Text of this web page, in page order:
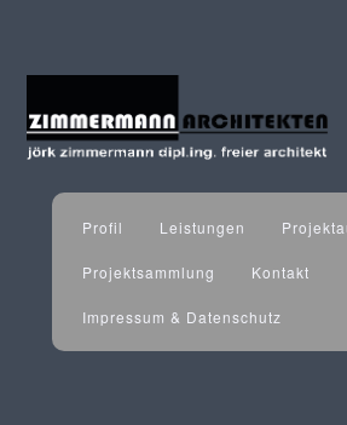
Profil Leistungen
Projektsammlung Kontakt
Impressum & Datenschutz